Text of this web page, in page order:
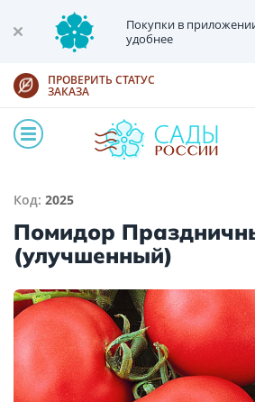
Покупки в
удобнее
ПРОВЕРИТЬ СТАТУС
ЗАКАЗА
Код: 2025
Помидор
(улучшенный)